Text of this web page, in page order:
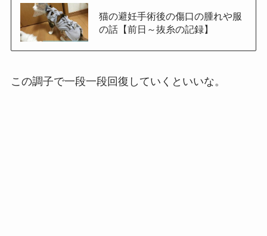
猫の避妊手術後の傷口の腫れや服
の話【前日～抜糸の記録】
この調子で一段一段回復していくといいな。